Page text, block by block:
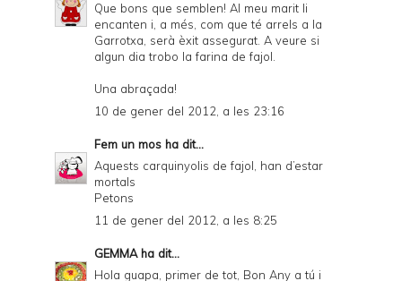
Que bons que semblen! Al meu marit li
encanten i, a més, com que té arrels a la
Garrotxa, serà èxit assegurat. A veure si
algun dia trobo la farina de fajol.
Una abraçada!
10 de gener del 2012, a les 23:16
Fem un mos ha dit...
Aquests carquinyolis de fajol, han d’estar
mortals
Petons
11 de gener del 2012, a les 8:25
GEMMAha dit...
Hola guapa, primer de tot, Bon Any a tú i